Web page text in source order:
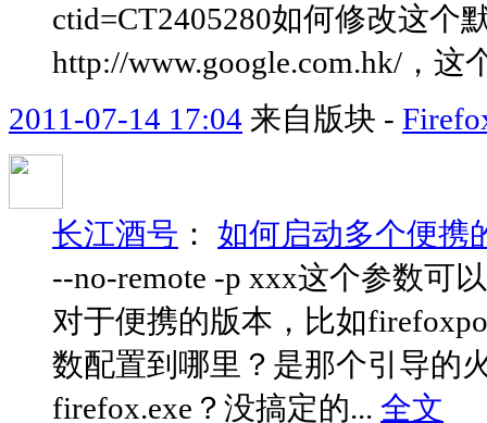
ctid=CT2405280如何修改这个
http://www.google.com.hk/，
2011-07-14 17:04 来自版块 -
长江酒号 ： 如何启动多个便携
--no-remote -p xxx这个参数可
对于便携的版本，比如
数配置到哪里？是那个引导的
firefox.exe？没搞定的... 全文